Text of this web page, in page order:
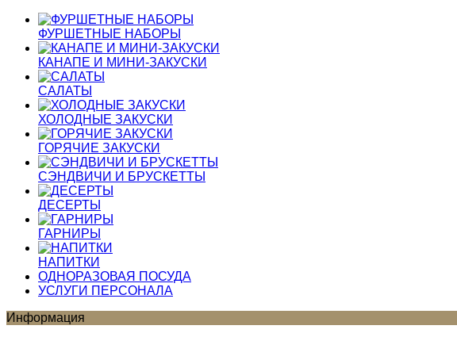
ФУРШЕТНЫЕ НАБОРЫ
КАНАПЕ И МИНИ-ЗАКУСКИ
САЛАТЫ
ХОЛОДНЫЕ ЗАКУСКИ
ГОРЯЧИЕ ЗАКУСКИ
СЭНДВИЧИ И БРУСКЕТТЫ
ДЕСЕРТЫ
ГАРНИРЫ
НАПИТКИ
ОДНОРАЗОВАЯ ПОСУДА
УСЛУГИ ПЕРСОНАЛА
Информация